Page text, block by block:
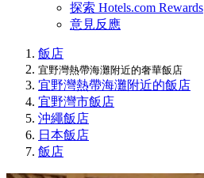
探索 Hotels.com Rewards
意見反應
飯店
宜野灣熱帶海灘附近的奢華飯店
宜野灣熱帶海灘附近的飯店
宜野灣市飯店
沖繩飯店
日本飯店
飯店